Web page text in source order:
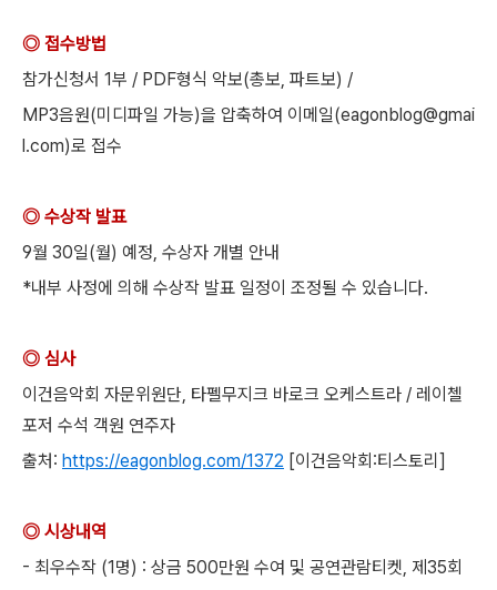
◎ 접수방법
참가신청서 1부 / PDF형식 악보(총보, 파트보) /
MP3음원(미디파일 가능)을 압축하여 이메일(eagonblog@gmai
l.com)로 접수
◎ 수상작 발표
9월 30일(월) 예정, 수상자 개별 안내
*내부 사정에 의해 수상작 발표 일정이 조정될 수 있습니다.
◎ 심사
이건음악회 자문위원단, 타펠무지크 바로크 오케스트라 / 레이첼
포저 수석 객원 연주자
출처: https://eagonblog.com/1372 [이건음악회:티스토리]
◎ 시상내역
- 최우수작 (1명) : 상금 500만원 수여 및 공연관람티켓, 제35회